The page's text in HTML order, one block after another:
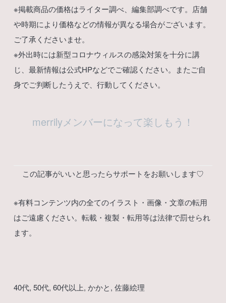
※掲載商品の価格はライター調べ、編集部調べです。店舗
や時期により価格などの情報が異なる場合がございます。
ご了承くださいませ。
※外出時には新型コロナウィルスの感染対策を十分に講
じ、最新情報は公式HPなどでご確認ください。またご自
身でご判断したうえで、行動してください。
merrilyメンバーになって楽しもう！
この記事がいいと思ったらサポートをお願いします♡
※有料コンテンツ内の全てのイラスト・画像・文章の転用
はご遠慮ください。転載・複製・転用等は法律で罰せられ
ます。
40代, 50代, 60代以上, かかと, 佐藤絵理